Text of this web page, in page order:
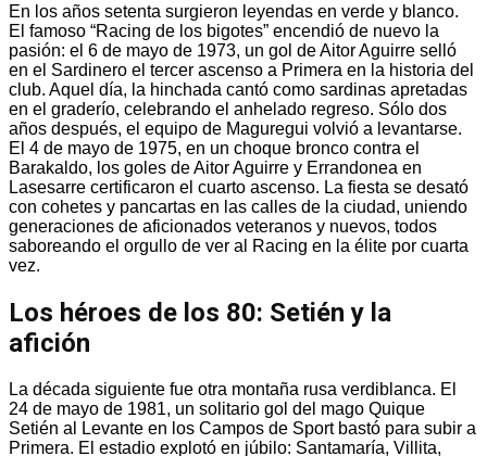
En los años setenta surgieron leyendas en verde y blanco.
El famoso “Racing de los bigotes” encendió de nuevo la
pasión: el 6 de mayo de 1973, un gol de Aitor Aguirre selló
en el Sardinero el tercer ascenso a Primera en la historia del
club. Aquel día, la hinchada cantó como sardinas apretadas
en el graderío, celebrando el anhelado regreso. Sólo dos
años después, el equipo de Maguregui volvió a levantarse.
El 4 de mayo de 1975, en un choque bronco contra el
Barakaldo, los goles de Aitor Aguirre y Errandonea en
Lasesarre certificaron el cuarto ascenso. La fiesta se desató
con cohetes y pancartas en las calles de la ciudad, uniendo
generaciones de aficionados veteranos y nuevos, todos
saboreando el orgullo de ver al Racing en la élite por cuarta
vez.
Los héroes de los 80: Setién y la
afición
La década siguiente fue otra montaña rusa verdiblanca. El
24 de mayo de 1981, un solitario gol del mago Quique
Setién al Levante en los Campos de Sport bastó para subir a
Primera. El estadio explotó en júbilo: Santamaría, Villita,